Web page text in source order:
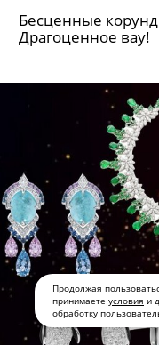
Продолжая
принимаете условия и
обработку
Бесценные
Драгоценное вау!